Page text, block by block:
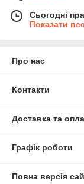
Сьогодні
Показати
Про нас
Контакти
Доставка та
Графік роботи
Повна версія